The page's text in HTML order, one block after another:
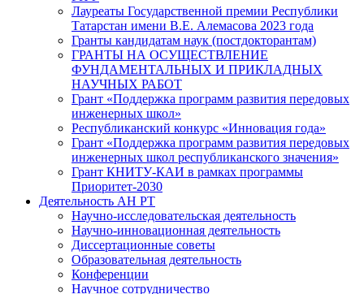
Лауреаты Государственной премии Республики
Татарстан имени В.Е. Алемасова 2023 года
Гранты кандидатам наук (постдокторантам)
ГРАНТЫ НА ОСУЩЕСТВЛЕНИЕ
ФУНДАМЕНТАЛЬНЫХ И ПРИКЛАДНЫХ
НАУЧНЫХ РАБОТ
Грант «Поддержка программ развития передовых
инженерных школ»
Республиканский конкурс «Инновация года»
Грант «Поддержка программ развития передовых
инженерных школ республиканского значения»
Грант КНИТУ-КАИ в рамках программы
Приоритет-2030
Деятельность АН РТ
Научно-исследовательская деятельность
Научно-инновационная деятельность
Диссертационные советы
Образовательная деятельность
Конференции
Научное сотрудничество